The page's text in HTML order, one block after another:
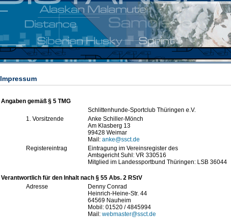
Impressum
Angaben gemäß § 5 TMG
Schlittenhunde-Sportclub Thüringen e.V.
1. Vorsitzende
Anke Schiller-Mönch
Am Klasberg 13
99428 Weimar
Mail: anke@ssct.de
Registereintrag
Eintragung im Vereinsregister des
Amtsgericht Suhl: VR 330516
Mitglied im Landessportbund Thüringen: LSB 36044
Verantwortlich für den Inhalt nach § 55 Abs. 2 RStV
Adresse
Denny Conrad
Heinrich-Heine-Str. 44
64569 Nauheim
Mobil: 01520 / 4845994
Mail: webmaster@ssct.de